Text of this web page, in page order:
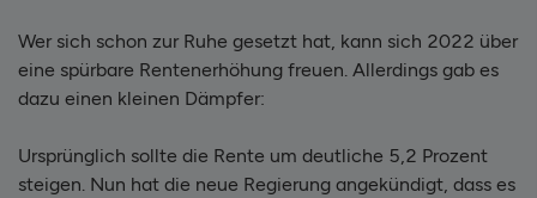
Wer sich schon zur Ruhe gesetzt hat, kann sich 2022 über
eine spürbare Rentenerhöhung freuen. Allerdings gab es
dazu einen kleinen Dämpfer:
Ursprünglich sollte die Rente um deutliche 5,2 Prozent
steigen. Nun hat die neue Regierung angekündigt, dass es